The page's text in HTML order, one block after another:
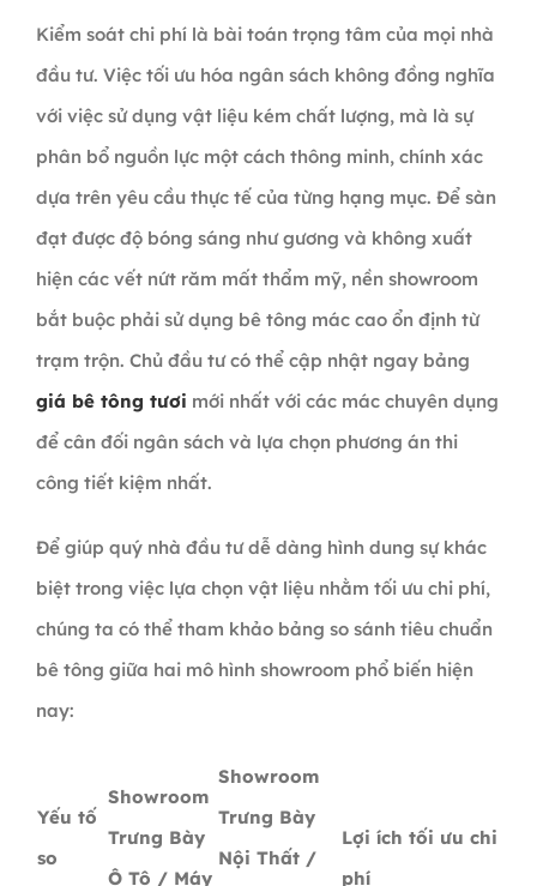
Kiểm soát chi phí là bài toán trọng tâm của mọi nhà
đầu tư. Việc tối ưu hóa ngân sách không đồng nghĩa
với việc sử dụng vật liệu kém chất lượng, mà là sự
phân bổ nguồn lực một cách thông minh, chính xác
dựa trên yêu cầu thực tế của từng hạng mục. Để sàn
đạt được độ bóng sáng như gương và không xuất
hiện các vết nứt răm mất thẩm mỹ, nền showroom
bắt buộc phải sử dụng bê tông mác cao ổn định từ
trạm trộn. Chủ đầu tư có thể cập nhật ngay bảng
giá bê tông tươi mới nhất với các mác chuyên dụng
để cân đối ngân sách và lựa chọn phương án thi
công tiết kiệm nhất.
Để giúp quý nhà đầu tư dễ dàng hình dung sự khác
biệt trong việc lựa chọn vật liệu nhằm tối ưu chi phí,
chúng ta có thể tham khảo bảng so sánh tiêu chuẩn
bê tông giữa hai mô hình showroom phổ biến hiện
nay:
Yếu tố
so
Showroom
Trưng Bày
Ô Tô / Máy
Showroom
Trưng Bày
Nội Thất /
Lợi ích tối ưu chi
phí